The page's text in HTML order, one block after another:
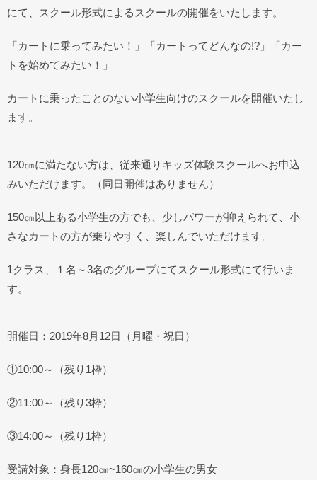
にて、スクール形式によるスクールの開催をいたします。
「カートに乗ってみたい！」「カートってどんなの!?」「カー
トを始めてみたい！」
カートに乗ったことのない小学生向けのスクールを開催いたし
ます。
120㎝に満たない方は、従来通りキッズ体験スクールへお申込
みいただけます。（同日開催はありません）
150㎝以上ある小学生の方でも、少しパワーが抑えられて、小
さなカートの方が乗りやすく、楽しんでいただけます。
1クラス、１名～3名のグループにてスクール形式にて行いま
す。
開催日：2019年8月12日（月曜・祝日）
①10:00～（残り1枠）
②11:00～（残り3枠）
③14:00～（残り1枠）
受講対象：身長120㎝~160㎝の小学生の男女